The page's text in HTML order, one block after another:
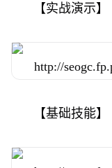
【实战演示】
【基础技能】